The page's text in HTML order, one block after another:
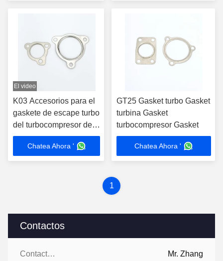
Contactos
Contactos: Mr. Zhang
El video
K03 Accesorios para el
gaskete de escape turbo
del turbocompresor de
entrada de turbina
Chatea Ahora '
GT25 Gasket turbo Gasket
turbina Gasket
turbocompresor Gasket
Chatea Ahora '
1